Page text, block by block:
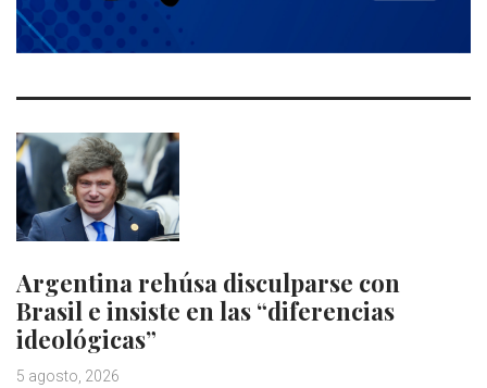
Argentina rehúsa disculparse con
Brasil e insiste en las “diferencias
ideológicas”
5 agosto, 2026